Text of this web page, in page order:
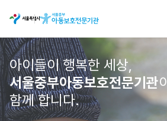
아이들이 행복한 세상,
서울중부아동보호전문기관이
함께 합니다.